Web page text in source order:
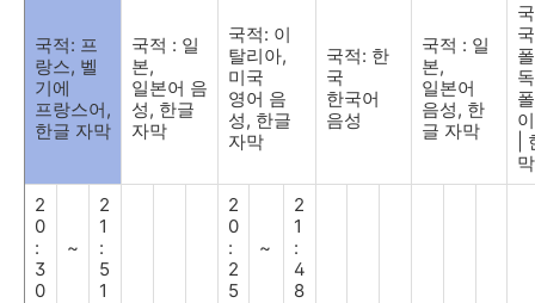
국적: 프
랑스, 벨
기에
프랑스어,
한글 자막
국적 : 일
본,
일본어 음
성, 한글
자막
국적: 이
탈리아,
미국
영어 음
성, 한글
자막
국적: 한
국
한국어
음성
국적 : 일
본,
일본어
음성, 한
글 자막
국
막
2
0
:
3
0
~
2
1
:
5
1
2
0
:
2
5
~
2
1
:
4
8